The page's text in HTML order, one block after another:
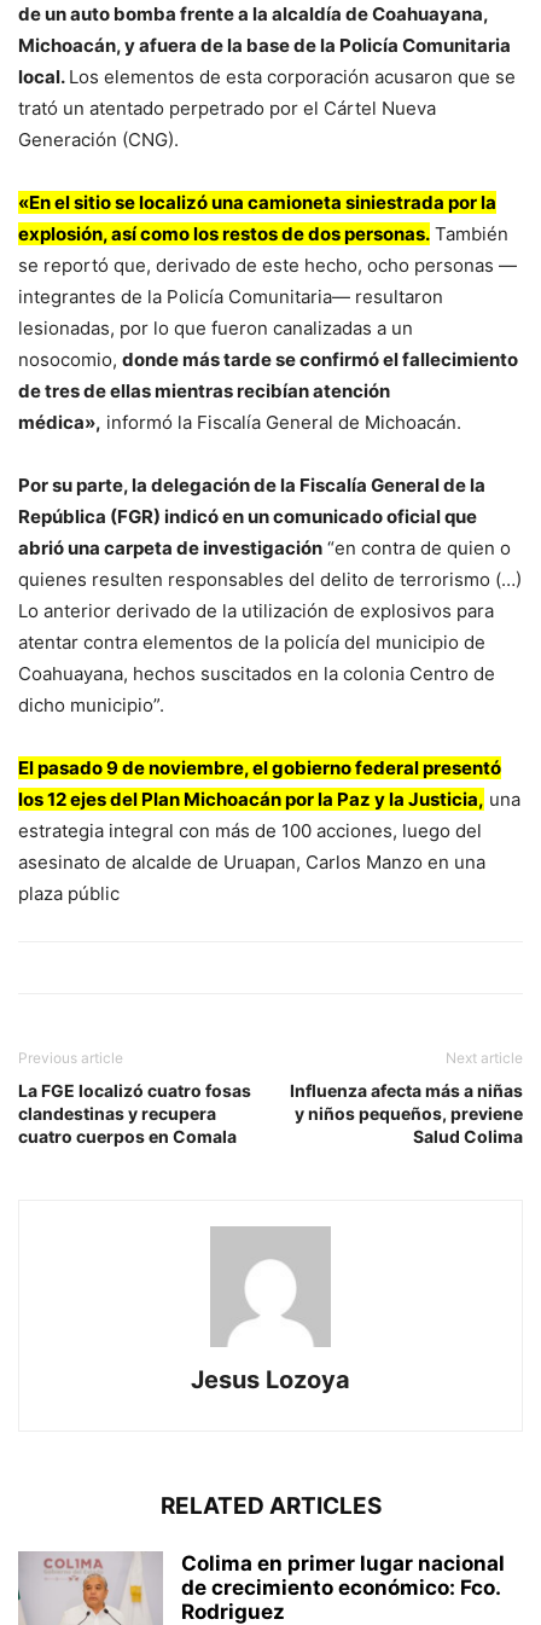
de un auto bomba frente a la alcaldía de Coahuayana,
Michoacán, y afuera de la base de la Policía Comunitaria
local. Los elementos de esta corporación acusaron que se
trató un atentado perpetrado por el Cártel Nueva
Generación (CNG).
«En el sitio se localizó una camioneta siniestrada por la
explosión, así como los restos de dos personas. También
se reportó que, derivado de este hecho, ocho personas —
integrantes de la Policía Comunitaria— resultaron
lesionadas, por lo que fueron canalizadas a un
nosocomio, donde más tarde se confirmó el fallecimiento
de tres de ellas mientras recibían atención
médica», informó la Fiscalía General de Michoacán.
Por su parte, la delegación de la Fiscalía General de la
República (FGR) indicó en un comunicado oficial que
abrió una carpeta de investigación “en contra de quien o
quienes resulten responsables del delito de terrorismo (…)
Lo anterior derivado de la utilización de explosivos para
atentar contra elementos de la policía del municipio de
Coahuayana, hechos suscitados en la colonia Centro de
dicho municipio”.
El pasado 9 de noviembre, el gobierno federal presentó
los 12 ejes del Plan Michoacán por la Paz y la Justicia, una
estrategia integral con más de 100 acciones, luego del
asesinato de alcalde de Uruapan, Carlos Manzo en una
plaza públic
Previous article
La FGE localizó cuatro fosas
clandestinas y recupera
cuatro cuerpos en Comala
Next article
Influenza afecta más a niñas
y niños pequeños, previene
Salud Colima
Jesus Lozoya
RELATED ARTICLES
Colima en primer lugar nacional
de crecimiento económico: Fco.
Rodriguez